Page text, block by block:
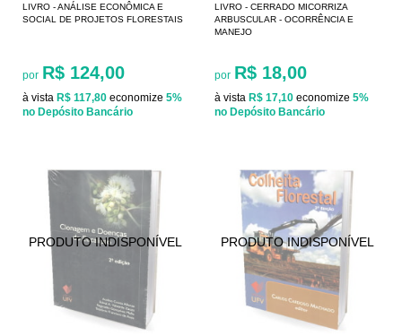
LIVRO - ANÁLISE ECONÔMICA E
SOCIAL DE PROJETOS FLORESTAIS
por R$ 124,00
à vista R$ 117,80 economize 5%
no Depósito Bancário
LIVRO - CERRADO MICORRIZA
ARBUSCULAR - OCORRÊNCIA E
MANEJO
por R$ 18,00
à vista R$ 17,10 economize 5%
no Depósito Bancário